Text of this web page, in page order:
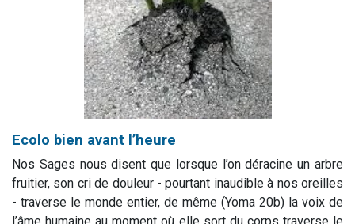
Ecolo bien avant l’heure
Nos Sages nous disent que lorsque l’on déracine un arbre
fruitier, son cri de douleur - pourtant inaudible à nos oreilles
- traverse le monde entier, de même (Yoma 20b) la voix de
l’âme humaine au moment où elle sort du corps traverse le